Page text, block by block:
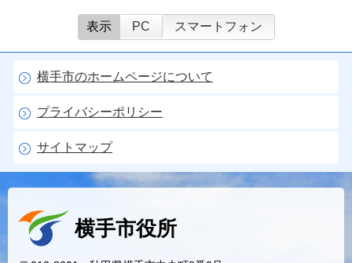
表示 PC スマートフォン
横手市のホームページについて
プライバシーポリシー
サイトマップ
横手市役所